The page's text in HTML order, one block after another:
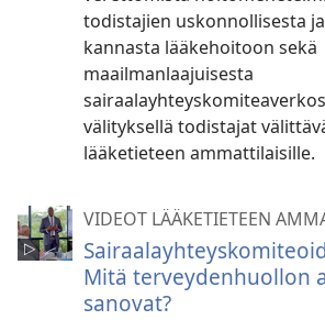
todistajien uskonnollisesta
kannasta lääkehoitoon sekä
maailmanlaajuisesta
välityksellä todistajat
lääketieteen ammattilaisille.
VIDEOT LÄÄKETIETEEN
Mitä terveydenhuollon
sanovat?